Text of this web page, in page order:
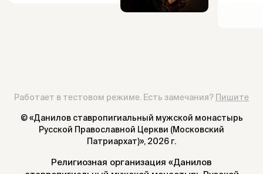
Работает в тестовом режиме. Есть замечания? Пишите
© «Данилов ставропигиальный мужской монастырь
Русской Православной Церкви (Московский
Патриархат)», 2026 г.
Религиозная организация «Данилов